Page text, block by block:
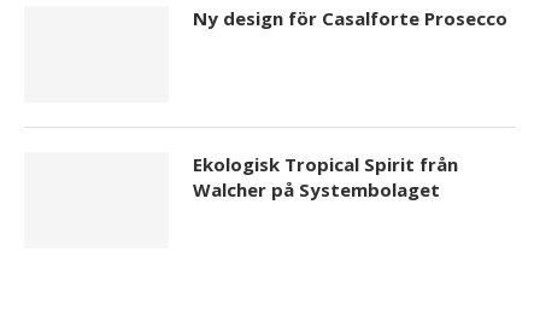
Ny design för Casalforte Prosecco
Ekologisk Tropical Spirit från
Walcher på Systembolaget